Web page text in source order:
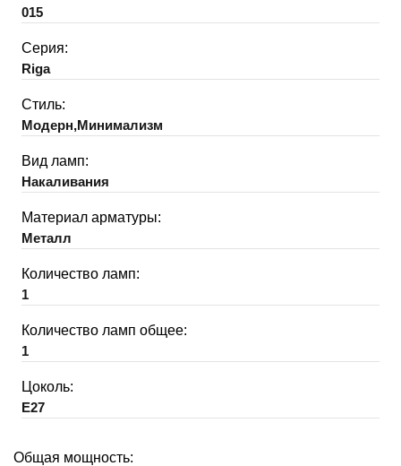
015
Серия:
Riga
Стиль:
Модерн,Минимализм
Вид ламп:
Накаливания
Материал арматуры:
Металл
Количество ламп:
1
Количество ламп общее:
1
Цоколь:
E27
Общая мощность: